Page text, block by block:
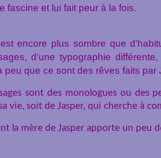
fascine et lui fait peur à la fois.
encore plus sombre que
d'une typographie
peu que ce sont des rêves faits par
sont des monologues ou des
vie, soit de Jasper, qui cherche à
la mère de Jasper apporte un peu